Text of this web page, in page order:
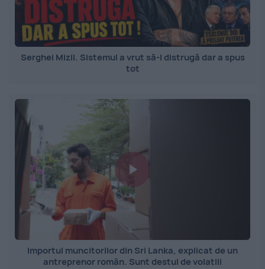
Serghei Mizil. Sistemul a vrut să-l distrugă dar a spus
tot
Importul muncitorilor din Sri Lanka, explicat de un
antreprenor român. Sunt destul de volatili